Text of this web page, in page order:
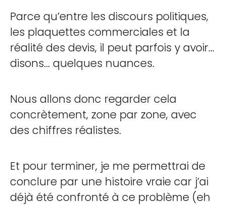
Parce qu’entre les discours politiques,
les plaquettes commerciales et la
réalité des devis, il peut parfois y avoir…
disons… quelques nuances.
Nous allons donc regarder cela
concrètement, zone par zone, avec
des chiffres réalistes.
Et pour terminer, je me permettrai de
conclure par une histoire vraie car j’ai
déjà été confronté à ce problème (eh